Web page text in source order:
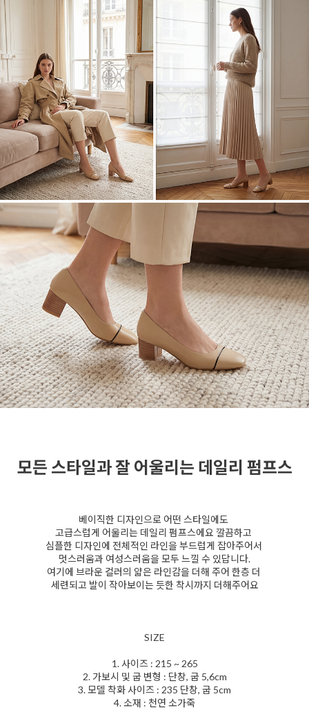
모든 스타일과 잘 어울리는 데일리 펌프스
베이직한 디자인으로 어떤 스타일에도
고급스럽게 어울리는 데일리 펌프스에요 깔끔하고
심플한 디자인에 전체적인 라인을 부드럽게 잡아주어서
멋스러움과 여성스러움을 모두 느낄 수 있답니다.
여기에 브라운 컬러의 얇은 라인감을 더해 주어 한층 더
세련되고 발이 작아보이는 듯한 착시까지 더해주어요
SIZE
1. 사이즈 : 215 ~ 265
2. 가보시 및 굽 변형 : 단창, 굽 5,6cm
3. 모델 착화 사이즈 : 235 단창, 굽 5cm
4. 소재 : 천연 소가죽